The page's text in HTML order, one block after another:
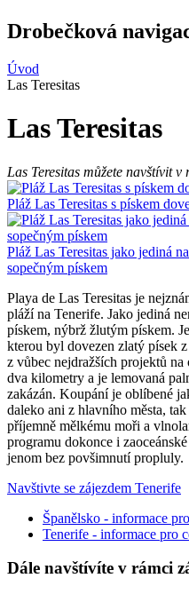
Drobečková
Úvod
Las Teresitas
Las Teresitas
Las Teresitas můžete navštívit v
Pláž Las Teresitas s pískem
Pláž Las Teresitas jako jediná
sopečným pískem
Playa de Las Teresitas je
pláží na Tenerife. Jako jediná
pískem, nýbrž žlutým pískem.
kterou byl dovezen zlatý písek
z vůbec nejdražších projektů
dva kilometry a je lemovaná
zakázán. Koupání je oblíbené
daleko ani z hlavního města,
příjemně mělkému moři a
programu dokonce i
jenom bez povšimnutí propluly.
Navštivte se zájezdem Tenerife
Španělsko - informace
Tenerife - informace pro
Dále navštívíte v rámci